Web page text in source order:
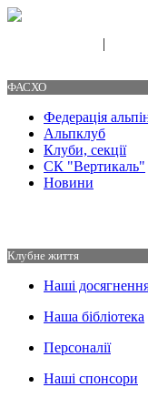
|
ФАСХО
Федерація
Альпклуб
Клуби, секції
СК "Вертикаль"
Новини
Клубне життя
Наші
Наша бібліотека
Персоналії
Наші спонсори